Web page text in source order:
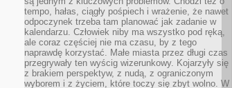
tempo, hałas, ciągły pośpiech i wrażenie, że nawet
odpoczynek trzeba tam planować jak zadanie w
kalendarzu. Człowiek niby ma wszystko pod ręką,
ale coraz częściej nie ma czasu, by z tego
naprawdę korzystać. Małe miasta przez długi czas
przegrywały ten wyścig wizerunkowy. Kojarzyły się
z brakiem perspektyw, z nudą, z ograniczonym
wyborem i z życiem, które toczy się zbyt wolno. W